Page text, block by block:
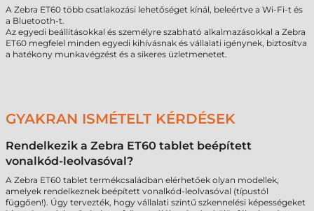
A Zebra ET60 több csatlakozási lehetőséget kínál, beleértve a Wi-Fi-t és
a Bluetooth-t.
Az egyedi beállításokkal és személyre szabható alkalmazásokkal a Zebra
ET60 megfelel minden egyedi kihívásnak és vállalati igénynek, biztosítva
a hatékony munkavégzést és a sikeres üzletmenetet.
GYAKRAN ISMÉTELT KÉRDÉSEK
Rendelkezik a Zebra ET60 tablet beépített
vonalkód-leolvasóval?
A Zebra ET60 tablet termékcsaládban elérhetőek olyan modellek,
amelyek rendelkeznek beépített vonalkód-leolvasóval (típustól
függően!). Úgy tervezték, hogy vállalati szintű szkennelési képességeket